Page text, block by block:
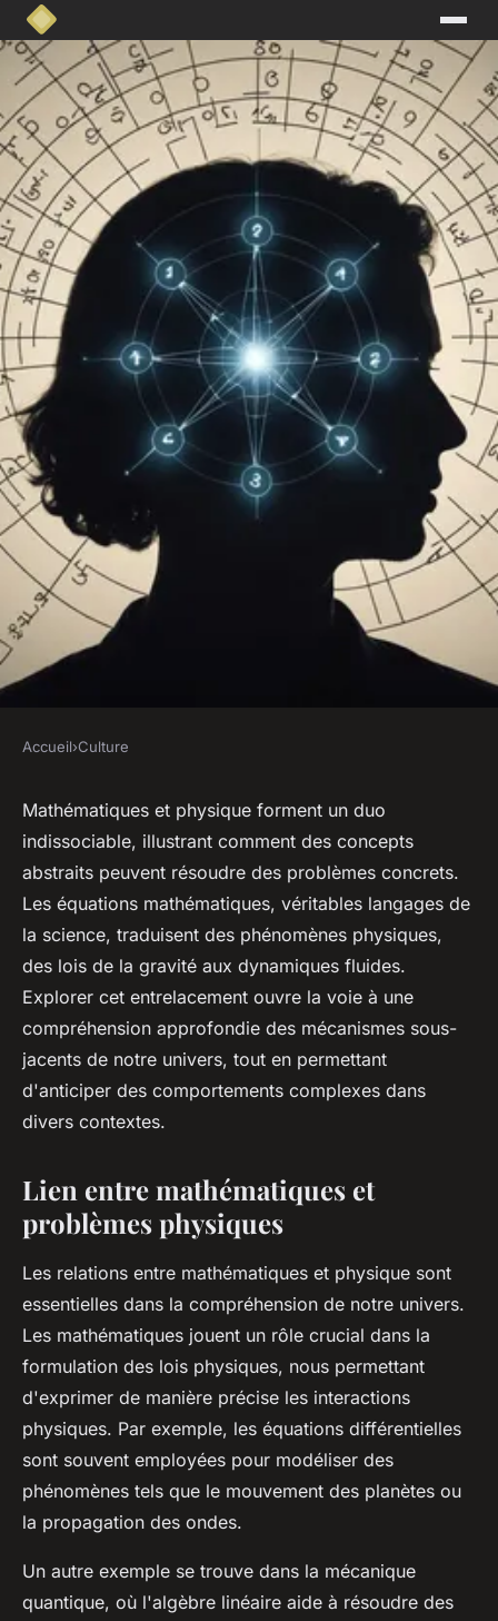
Le lien essentiel entre
mathématiques et problèmes
physiques
sébastien•17 février 2025•8 min de lecture
Accueil›Culture
Mathématiques et physique forment un duo
indissociable, illustrant comment des concepts
abstraits peuvent résoudre des problèmes concrets.
Les équations mathématiques, véritables langages de
la science, traduisent des phénomènes physiques,
des lois de la gravité aux dynamiques fluides.
Explorer cet entrelacement ouvre la voie à une
compréhension approfondie des mécanismes sous-
jacents de notre univers, tout en permettant
d'anticiper des comportements complexes dans
divers contextes.
Lien entre mathématiques et
problèmes physiques
Les relations entre mathématiques et physique sont
essentielles dans la compréhension de notre univers.
Les mathématiques jouent un rôle crucial dans la
formulation des lois physiques, nous permettant
d'exprimer de manière précise les interactions
physiques. Par exemple, les équations différentielles
sont souvent employées pour modéliser des
phénomènes tels que le mouvement des planètes ou
la propagation des ondes.
Un autre exemple se trouve dans la mécanique
quantique, où l'algèbre linéaire aide à résoudre des